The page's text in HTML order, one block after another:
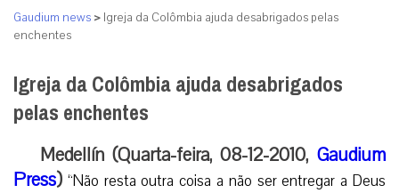
Gaudium news > Igreja da Colômbia ajuda desabrigados pelas
enchentes
Igreja da Colômbia ajuda desabrigados
pelas enchentes
Medellín (Quarta-feira, 08-12-2010, Gaudium
Press) “Não resta outra coisa a não ser entregar a Deus